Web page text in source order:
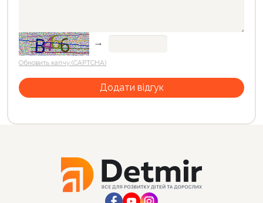
→
Обновить капчу (CAPTCHA)